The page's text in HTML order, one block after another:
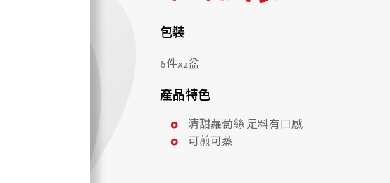
包裝
6件x2盆
產品特色
清甜蘿蔔絲 足料有口感
可煎可蒸